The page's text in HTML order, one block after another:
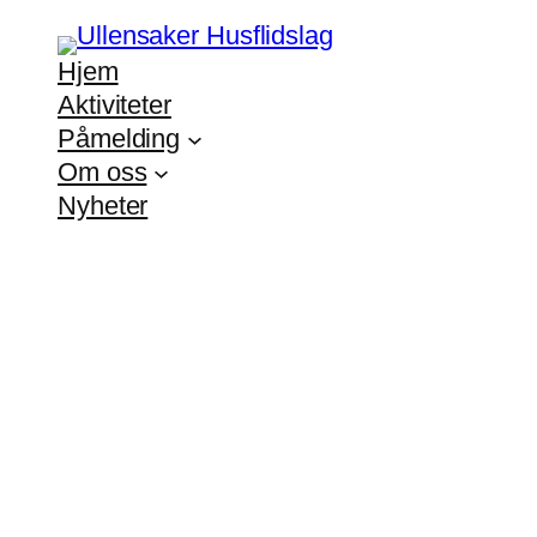
Hjem
Aktiviteter
Påmelding
Om oss
Nyheter